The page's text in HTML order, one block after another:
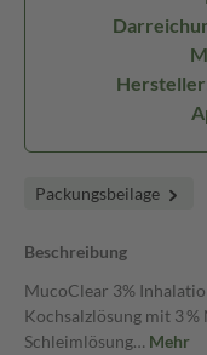
Packungsbeilage
Beschreibung
MucoClear 3%
Kochsalzlösung mit 3
Schleimlösung… Mehr